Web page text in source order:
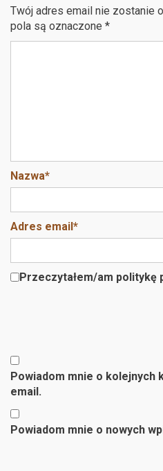
Twój adres email nie zostanie
pola są oznaczone *
Nazwa*
Adres email *
Przeczytałem/am politykę
Powiadom mnie o kolejnych
email.
Powiadom mnie o nowych